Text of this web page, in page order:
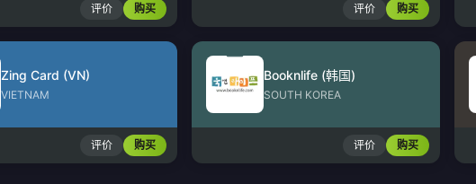
评价 购买 评价 购买
Zing Card (VN)
VIETNAM
评价 购买
Booknlife (韩国)
SOUTH KOREA
评价 购买